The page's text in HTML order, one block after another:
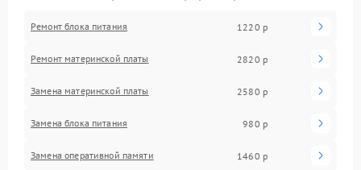
Ремонт блока питания 1220 р
Ремонт материнской платы 2820 р
Замена материнской платы 2580 р
Замена блока питания 980 р
Замена оперативной памяти 1460 р